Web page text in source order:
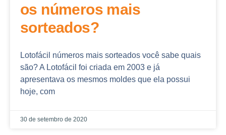
os números mais
sorteados?
Lotofácil números mais sorteados você sabe quais
são? A Lotofácil foi criada em 2003 e já
apresentava os mesmos moldes que ela possui
hoje, com
30 de setembro de 2020